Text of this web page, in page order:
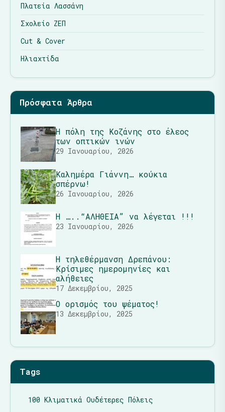
Πλατεία Λασσάνη
Σχολείο ΖΕΠ
Cut & Cover
Ηλιαχτίδα
Πρόσφατα Άρθρα
Η πόλη της Κοζάνης στο έλεος
των οπτικών ινών
29 Ιανουαρίου, 2026
Καλημέρα Γιάννη… κούκια
σπέρνω!
26 Ιανουαρίου, 2026
Η …..“ΑΛΗΘΕΙΑ” να λέγεται !!!
23 Ιανουαρίου, 2026
Η τηλεθέρμανση Δρεπάνου:
Κρίσιμες ημερομηνίες και
αλήθειες
17 Δεκεμβρίου, 2025
Ο ορισμός του ψέματος!
13 Δεκεμβρίου, 2025
Tags
100 Κλιματικά Ουδέτερες Πόλεις